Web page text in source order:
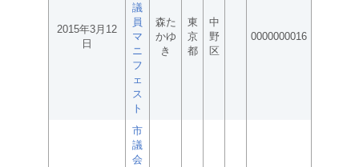
2015年3月12
日
議
員
マ
ニ
フ
ェ
ス
ト
森た
かゆ
き
東
京
都
中
野
区
0000000016
市
議
会